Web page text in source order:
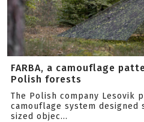
FARBA, a camouflage
Polish forests
The Polish company Lesovik
camouflage system
sized objec...